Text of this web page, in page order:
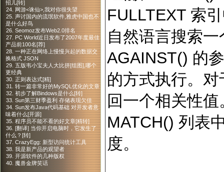
招儿[转]
24. 网游<诛仙>,我对你很失望
25. 声讨国内的流氓软件,雅虎中国也不
是什么好鸟
26. Seomoz发布Web2.0排名
27. PC World近日发布了2007年度最佳
产品前100名[荐]
28. 一种正在网络上慢慢兴起的数据交
换格式 JSON
29. 五版韦小宝夫人大比拼[组图],哪个
更经典
30. 正则表达式[精]
31. 转一篇非常好的MySQL优化的文章
32. 初步了解Bindows是什么[转]
33. Sun第三财季盈利 存储表现欠佳
34. Sun发布Java代码基础 对开发者意
味着什么[开源]
35. 程序员不能不看的好文章[精转]
36. [翻译] 当你开启电脑时，它发生了
什么？[转]
37. CrazyEgg: 新型访问统计工具
38. 我是新产品的观望者
39. 开源软件的几种版权
40. 魔兽金牌笑话
FULLTEXT 索
自然语言搜索
AGAINST() 的
的方式执行。
回一个相关性
MATCH() 列表
度。